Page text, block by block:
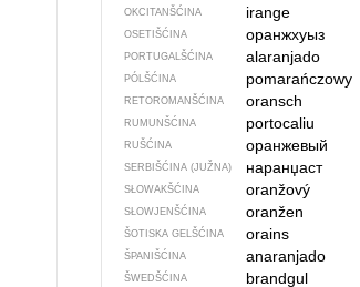
OKCITANŠĆINA irange
OSETIŠĆINA оранжхуыз
PORTUGALŠĆINA alaranjado
PÓLŠĆINA pomarańczowy
RETOROMANŠĆINA oransch
RUMUNŠĆINA portocaliu
RUŠĆINA оранжевый
SERBIŠĆINA (JUŽNA) наранџаст
SŁOWAKŠĆINA oranžový
SŁOWJENŠĆINA oranžen
ŠOTISKA GELŠĆINA orains
ŠPANIŠĆINA anaranjado
ŠWEDŠĆINA brandgul